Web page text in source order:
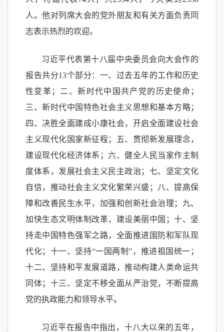
人。他对列席大会的党外朋友和有关方面负责同
志表示热烈的欢迎。
习近平代表第十八届中央委员会向大会作的
报告共分13个部分：一、过去五年的工作和历史
性变革；二、新时代中国共产党的历史使命；
三、新时代中国特色社会主义思想和基本方略；
四、决胜全面建成小康社会，开启全面建设社会
主义现代化国家新征程；五、贯彻新发展理念，
建设现代化经济体系；六、健全人民当家作主制
度体系，发展社会主义民主政治；七、坚定文化
自信，推动社会主义文化繁荣兴盛；八、提高保
障和改善民生水平，加强和创新社会治理；九、
加快生态文明体制改革，建设美丽中国；十、坚
持走中国特色强军之路，全面推进国防和军队现
代化；十一、坚持“一国两制”，推进祖国统一；
十二、坚持和平发展道路，推动构建人类命运共
同体；十三、坚定不移全面从严治党，不断提高
党的执政能力和领导水平。
习近平在报告中指出，十八大以来的五年，